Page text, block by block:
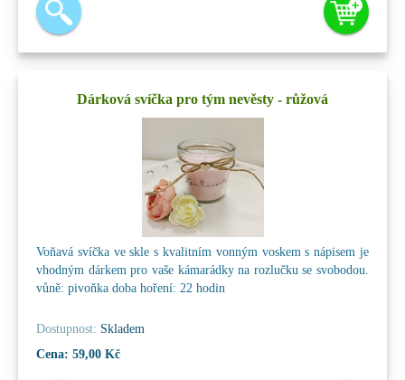
Dárková svíčka pro tým nevěsty - růžová
Voňavá svíčka ve skle s kvalitním vonným voskem s nápisem je
vhodným dárkem pro vaše kámarádky na rozlučku se svobodou.
vůně: pivoňka doba hoření: 22 hodin
Dostupnost: Skladem
Cena: 59,00 Kč